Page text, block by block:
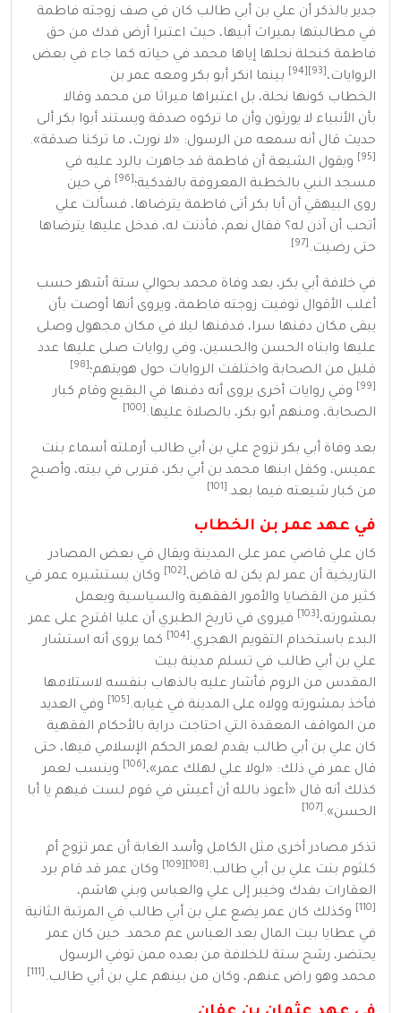
جدير بالذكر أن علي بن أبي طالب كان في صف زوجته فاطمة
في مطالبتها بميراث أبيها، حيث اعتبرا أرض فدك من حق
فاطمة كنحلة نحلها إياها محمد في حياته كما جاء في بعض
الروايات،
بينما انكر أبو بكرومعه عمر بن
الخطاب كونها نحلة، بل اعتبراها ميراثا من محمد وقالا
بأن الأنبياء لا يورثون وأن ما تركوه صدقة ويستند أبوا بكر ألى
حديث قال أنه سمعه من الرسول: «لا نورث، ما تركنا صدقة».
ويقول الشيعة أن فاطمة قد جاهرت بالرد عليه في
مسجد النبي بالخطبة المعروفة بالفدكية؛
في حين
روى البيهقي أن أبا بكر أتى فاطمة يترضاها، فسألت علي
أتحب أن آذن له؟ فقال نعم، فأذنت له، فدخل عليها يترضاها
حتى رضيت.
في خلافة أبي بكر، بعد وفاة محمد بحوالي ستة أشهر حسب
أغلب الأقوال توفيت زوجته فاطمة، ويروى أنها أوصت بأن
يبقى مكان دفنها سرا، فدفنها ليلا في مكان مجهول وصلى
عليها وابناه الحسن والحسين، وفي روايات صلى عليها عدد
قليل من الصحابة واختلفت الروايات حول هويتهم؛
وفي روايات أخرى يروى أنه دفنها في البقيع وقام كبار
الصحابة، ومنهم أبو بكر، بالصلاة عليها.
بعد وفاة أبي بكر تزوج علي بن أبي طالب أرملته أسماء بنت
عميس، وكفل ابنها محمد بن أبي بكر، فتربى في بيته، وأصبح
من كبار شيعته فيما بعد.
في عهد عمر بن الخطاب
كان علي قاضي عمر على المدينة ويقال في بعض المصادر
التاريخية أن عمر لم يكن له قاض،
وكان يستشيره عمر في
كثير من القضايا والأمور الفقهية والسياسية ويعمل
بمشورته،
فيروى في تاريخ الطبري أن عليا اقترح على عمر
البدء باستخدام التقويم الهجري.
كما يروى أنه استشار
علي بن أبي طالب في تسلم مدينة بيت
المقدس من الروم فأشار عليه بالذهاب بنفسه لاستلامها
فأخذ بمشورته وولاه على المدينة في غيابه.
وفي العديد
من المواقف المعقدة التي احتاجت دراية بالأحكام الفقهية
كان علي بن أبي طالب يقدم لعمر الحكم الإسلامي فيها، حتى
قال عمر في ذلك: «لولا علي لهلك عمر»،
وينسب لعمر
كذلك أنه قال «أعوذ بالله أن أعيش في قوم لست فيهم يا أبا
الحسن».
تذكر مصادر أخرى مثل الكامل وأسد الغابة أن عمر تزوج أم
كلثوم بنت علي بن أبي طالب.
وكان عمر قد قام برد
العقارات بفدك وخيبر إلى علي والعباس وبني هاشم،
وكذلك كان عمر يضع علي بن أبي طالب في المرتبة الثانية
في عطايا بيت المال بعد العباس عم محمد. حين كان عمر
يحتضر، رشح ستة للخلافة من بعده ممن توفي الرسول
محمد وهو راض عنهم، وكان من بينهم علي بن أبي طالب.